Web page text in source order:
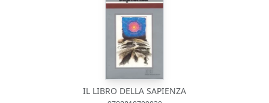
IL LIBRO DELLA SAPIENZA